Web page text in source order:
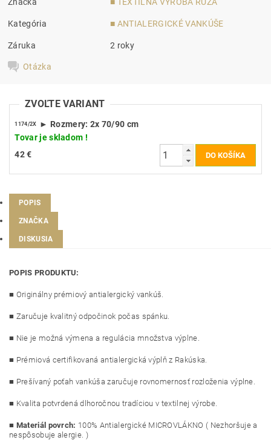
Značka ■ TEXTILNÁ VÝROBA RUŽA
Kategória ■ ANTIALERGICKÉ VANKÚŠE
Záruka 2 roky
Otázka
ZVOĽTE VARIANT
1174/2X
► Rozmery: 2x 70/90 cm
Tovar je skladom !
42 €
POPIS
ZNAČKA
DISKUSIA
POPIS PRODUKTU:
■ Originálny prémiový antialergický vankúš.
■ Zaručuje kvalitný odpočinok počas spánku.
■ Nie je možná výmena a regulácia množstva výplne.
■ Prémiová certifikovaná antialergická výplň z Rakúska.
■ Prešívaný poťah vankúša zaručuje rovnomernosť rozloženia výplne.
■ Kvalita potvrdená dlhoročnou tradíciou v textilnej výrobe.
■ Materiál povrch: 100% Antialergické MICROVLÁKNO ( Nezhoršuje a
nespôsobuje alergie. )